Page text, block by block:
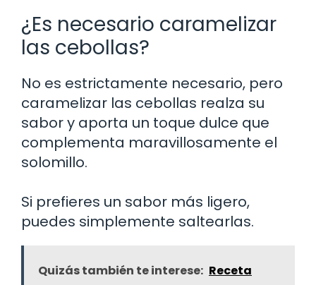
¿Es necesario caramelizar
las cebollas?
No es estrictamente necesario, pero
caramelizar las cebollas realza su
sabor y aporta un toque dulce que
complementa maravillosamente el
solomillo.
Si prefieres un sabor más ligero,
puedes simplemente saltearlas.
Quizás también te interese: Receta